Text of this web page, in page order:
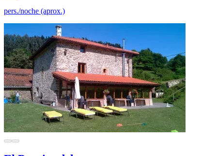
pers./noche (aprox.)